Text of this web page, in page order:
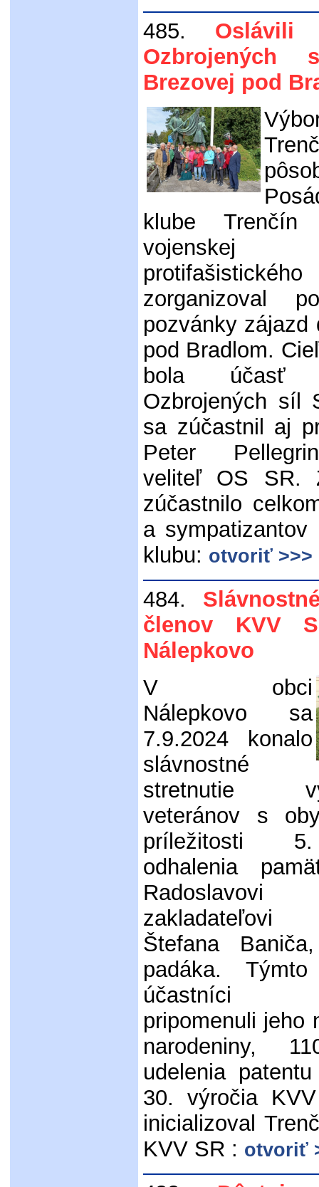
485.
Oslávili
Brezovej pod
klube
vojenskej
zorganizoval
pozvánky zájazd
pod Bradlom.
bola
Ozbrojených síl
sa zúčastnil aj
Peter
veliteľ OS SR.
zúčastnilo
a
klubu: otvoriť >>>
484.
členov KVV
Nálepkovo
V obci
Nálepkovo sa
7.9.2024 konalo
slávnostné
stretnutie
veteránov s
príležitosti
odhalenia
Radoslavovi
Štefana
padáka.
účastníci
pripomenuli jeho
narodeniny,
udelenia
30. výročia
inicializoval
KVV SR : otvoriť